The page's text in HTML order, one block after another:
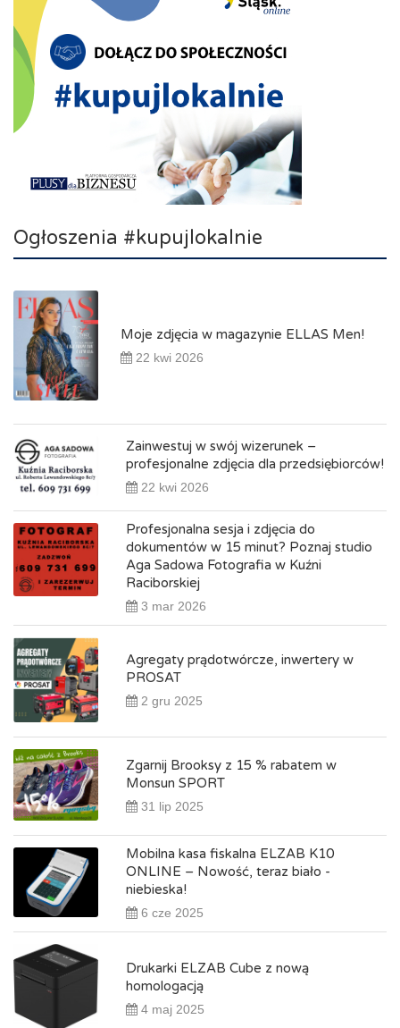
Ogłoszenia #kupujlokalnie
Moje zdjęcia w magazynie ELLAS Men!
22 kwi 2026
Zainwestuj w swój wizerunek –
profesjonalne zdjęcia dla przedsiębiorców!
22 kwi 2026
Profesjonalna sesja i zdjęcia do
dokumentów w 15 minut? Poznaj studio
Aga Sadowa Fotografia w Kuźni
Raciborskiej
3 mar 2026
Agregaty prądotwórcze, inwertery w
PROSAT
2 gru 2025
Zgarnij Brooksy z 15 % rabatem w
Monsun SPORT
31 lip 2025
Mobilna kasa fiskalna ELZAB K10
ONLINE – Nowość, teraz biało -
niebieska!
6 cze 2025
Drukarki ELZAB Cube z nową
homologacją
4 maj 2025